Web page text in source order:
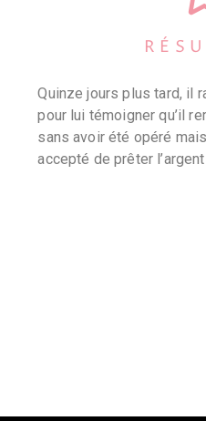
Quinze jours plus tard, il
pour lui témoigner qu’il
sans avoir été opéré
accepté de prêter l’argent